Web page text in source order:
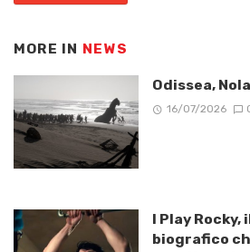
MORE IN NEWS
Odissea,
16/07/2026
I Play
biografico